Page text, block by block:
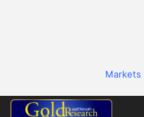
Markets